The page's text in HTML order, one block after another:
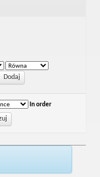
In order